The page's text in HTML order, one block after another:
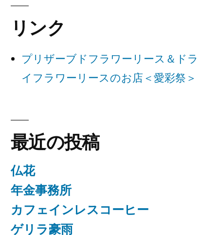
ー
シ
ョ
リンク
プリザーブドフラワーリース＆ドラ
イフラワーリースのお店＜愛彩祭＞
最近の投稿
仏花
年金事務所
カフェインレスコーヒー
ゲリラ豪雨